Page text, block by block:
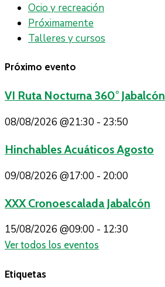
Ocio y recreación
Próximamente
Talleres y cursos
Próximo evento
VI Ruta Nocturna 360° Jabalcón
08/08/2026 @21:30 - 23:50
Hinchables Acuáticos Agosto
09/08/2026 @17:00 - 20:00
XXX Cronoescalada Jabalcón
15/08/2026 @09:00 - 12:30
Ver todos los eventos
Etiquetas